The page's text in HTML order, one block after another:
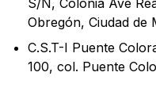
Obregón, Ciudad de
C.S.T-I Puente
100, col. Puente